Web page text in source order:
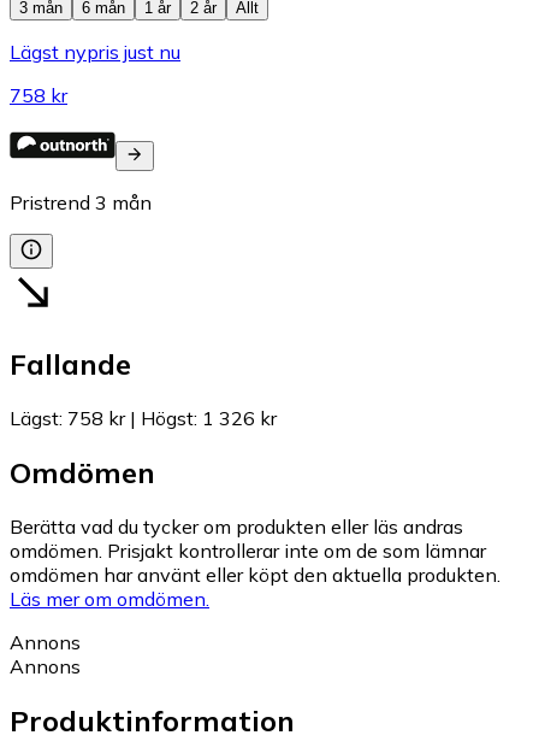
3 mån 6 mån 1 år 2 år Allt
Lägst nypris just nu
758 kr
Pristrend 3 mån
Fallande
Lägst: 758 kr| Högst: 1 326 kr
Omdömen
Berätta vad du tycker om produkten eller läs andras
omdömen. Prisjakt kontrollerar inte om de som lämnar
omdömen har använt eller köpt den aktuella produkten.
Läs mer om omdömen.
Annons
Annons
Produktinformation